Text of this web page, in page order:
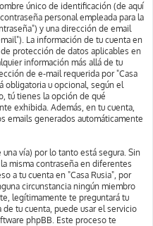
único de identificación (de aquí
personal empleada para la
y una dirección de email
La información de tu cuenta en
protección de datos aplicables en
información más allá de tu
de e-mail requerida por "Casa
obligatoria u opcional, según el
tú tienes la opción de qué
exhibida. Además, en tu cuenta,
emails generados automáticamente
vía) por lo tanto está segura. Sin
misma contraseña en diferentes
a tu cuenta en "Casa Rusia", por
circunstancia ningún miembro
legítimamente te preguntará tu
tu cuenta, puede usar el servicio
phpBB. Este proceso te